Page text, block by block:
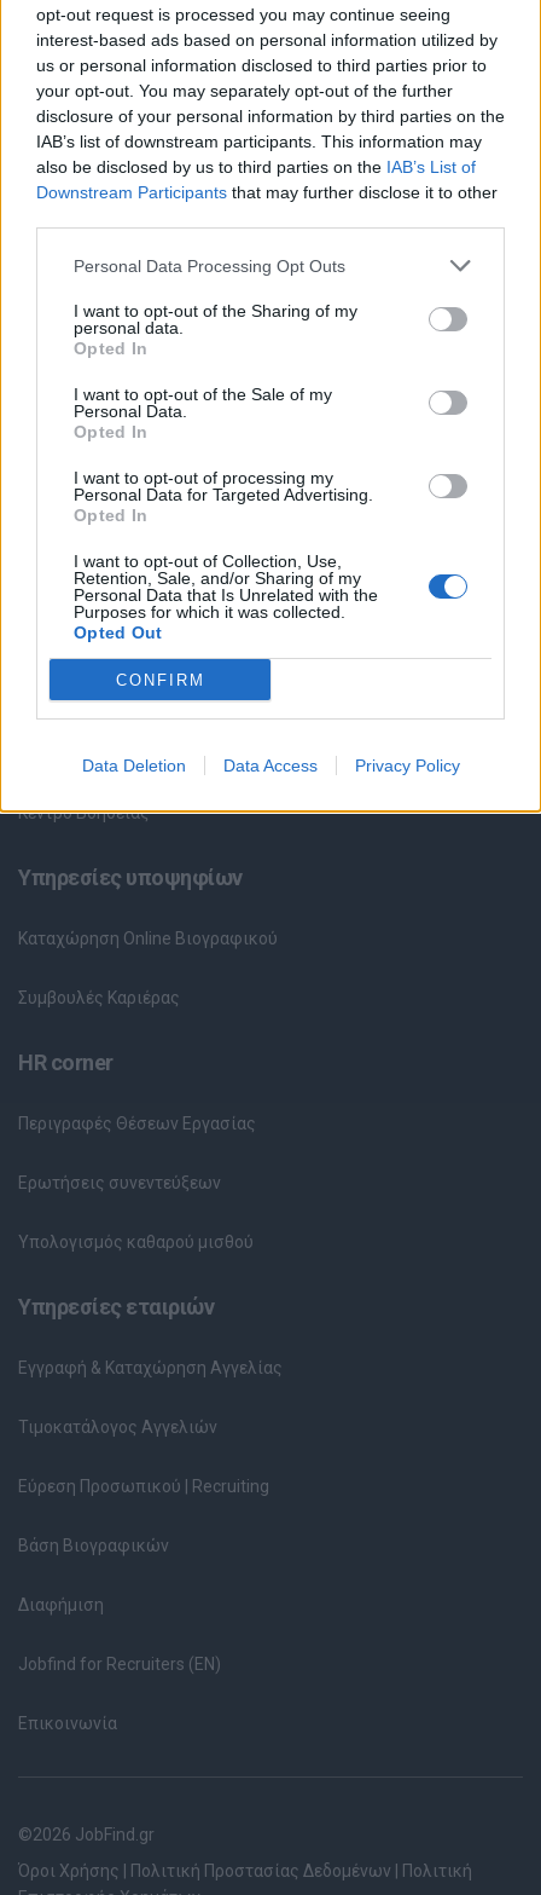
opt-out request is processed you may continue seeing
interest-based ads based on personal information utilized by
us or personal information disclosed to third parties prior to
your opt-out. You may separately opt-out of the further
disclosure of your personal information by third parties on the
IAB’s list of downstream participants. This information may
also be disclosed by us to third parties on the IAB’s List of
Downstream Participants that may further disclose it to other
Personal Data Processing Opt Outs
I want to opt-out of the Sharing of my
personal data.
Opted In
I want to opt-out of the Sale of my
Personal Data.
Opted In
I want to opt-out of processing my
Personal Data for Targeted Advertising.
Opted In
I want to opt-out of Collection, Use,
Retention, Sale, and/or Sharing of my
Personal Data that Is Unrelated with the
Purposes for which it was collected.
Opted Out
CONFIRM
Data Deletion Data Access Privacy Policy
σελίδα 1
1
Θέσεις εργασίας
Όλες οι Θέσεις Εργασίας
Θέσεις Εργασίας ανά Ειδικότητα
Θέσεις Εργασίας ανά Εταιρεία
Κέντρο Βοήθειας
Υπηρεσίες υποψηφίων
Καταχώρηση Online Βιογραφικού
Συμβουλές Καριέρας
HR corner
Περιγραφές Θέσεων Εργασίας
Ερωτήσεις συνεντεύξεων
Υπολογισμός καθαρού μισθού
Υπηρεσίες εταιριών
Εγγραφή & Καταχώρηση Αγγελίας
Τιμοκατάλογος Αγγελιών
Εύρεση Προσωπικού | Recruiting
Βάση Βιογραφικών
Διαφήμιση
Jobfind for Recruiters (EN)
Επικοινωνία
©2026 JobFind.gr
Όροι Χρήσης
Πολιτική Προστασίας Δεδομένων
Πολιτική